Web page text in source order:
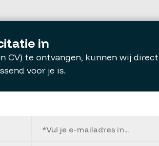
in
CV) te ontvangen, kunnen wij direct
voor je is.